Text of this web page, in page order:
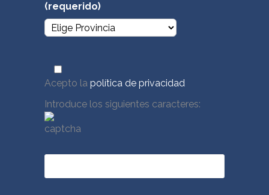
(requerido)
Acepto la política de privacidad
Introduce los siguientes caracteres: